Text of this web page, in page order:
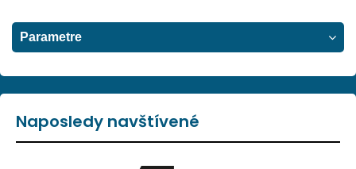
Parametre
Naposledy navštívené